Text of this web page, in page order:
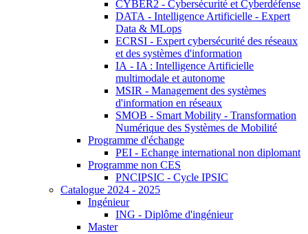
CYBER2 - Cybersécurité et Cyberdéfense
DATA - Intelligence Artificielle - Expert
Data & MLops
ECRSI - Expert cybersécurité des réseaux
et des systèmes d'information
IA - IA : Intelligence Artificielle
multimodale et autonome
MSIR - Management des systèmes
d'information en réseaux
SMOB - Smart Mobility - Transformation
Numérique des Systèmes de Mobilité
Programme d'échange
PEI - Echange international non diplomant
Programme non CES
PNCIPSIC - Cycle IPSIC
Catalogue 2024 - 2025
Ingénieur
ING - Diplôme d'ingénieur
Master